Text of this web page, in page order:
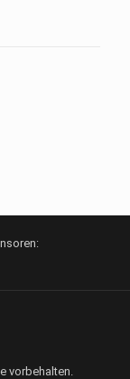
vorbehalten.